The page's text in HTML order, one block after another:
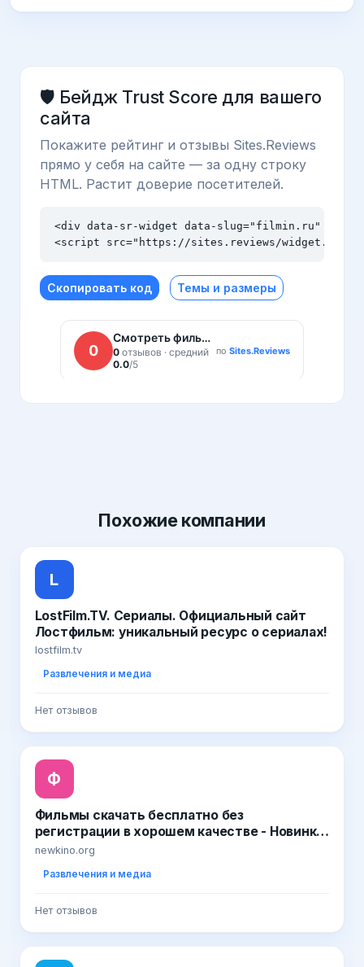
🛡️ Бейдж Trust Score для вашего
сайта
Покажите рейтинг и отзывы Sites.Reviews
прямо у себя на сайте — за одну строку
HTML. Растит доверие посетителей.
<div data-sr-widget data-slug="filmin.ru" data-
<script src="https://sites.reviews/widget.js"
Скопировать код Темы и размеры
Похожиекомпании
L
LostFilm.TV. Сериалы. Официальный сайт
Лостфильм: уникальный ресурс о сериалах!
lostfilm.tv
Развлечения и медиа
Нет отзывов
Ф
Фильмы скачать бесплатно без
регистрации в хорошем качестве - Новинки
Кино
newkino.org
Развлечения и медиа
Нет отзывов